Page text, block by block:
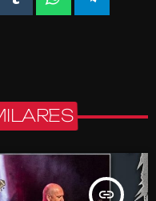
insert_link